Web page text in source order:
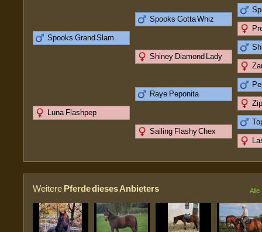
Spooks Grand Slam
Spooks Gotta Whiz
Shiney Diamond Lady
Luna Flashpep
Raye Peponita
Sailing Flashy Chex
Weitere Pferde dieses Anbieters Alle